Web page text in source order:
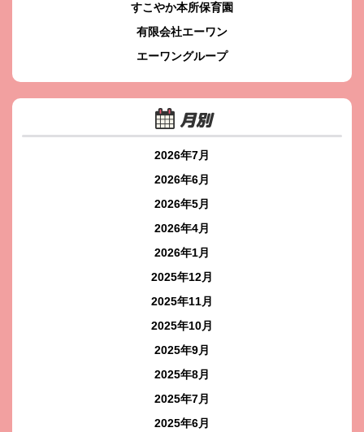
すこやか本所保育園
有限会社エーワン
エーワングループ
月別
2026年7月
2026年6月
2026年5月
2026年4月
2026年1月
2025年12月
2025年11月
2025年10月
2025年9月
2025年8月
2025年7月
2025年6月